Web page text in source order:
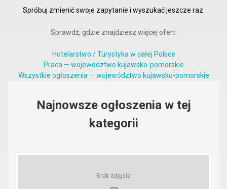
Spróbuj zmienić swoje zapytanie i wyszukać jeszcze raz.
Sprawdź, gdzie znajdziesz więcej ofert:
Hotelarstwo / Turystyka w całej Polsce
Praca — województwo kujawsko-pomorskie
Wszystkie ogłoszenia — województwo kujawsko-pomorskie
Najnowsze ogłoszenia w tej
kategorii
Brak zdjęcia